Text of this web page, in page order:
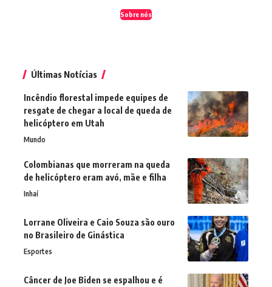
Sobre nós
Últimas Notícias
Incêndio florestal impede equipes de
resgate de chegar a local de queda de
helicóptero em Utah
Mundo
Colombianas que morreram na queda
de helicóptero eram avó, mãe e filha
Inhaí
Lorrane Oliveira e Caio Souza são ouro
no Brasileiro de Ginástica
Esportes
Câncer de Joe Biden se espalhou e é